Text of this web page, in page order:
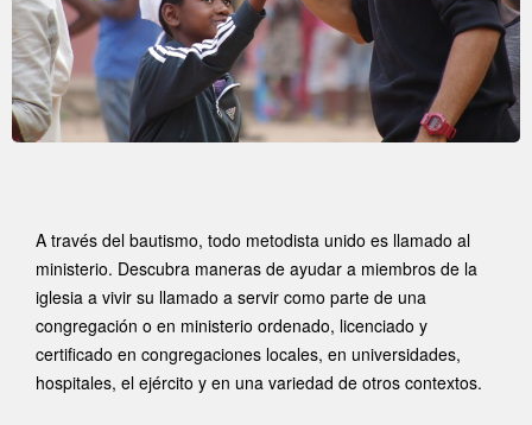
A través del bautismo, todo metodista unido es llamado al
ministerio. Descubra maneras de ayudar a miembros de la
iglesia a vivir su llamado a servir como parte de una
congregación o en ministerio ordenado, licenciado y
certificado en congregaciones locales, en universidades,
hospitales, el ejército y en una variedad de otros contextos.